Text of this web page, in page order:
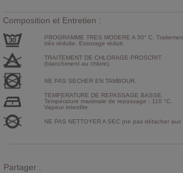
Composition et Entretien :
PROGRAMME TRES MODERE A 30° C.
très réduite. Essorage réduit.
TRAITEMENT DE CHLORAGE PROSCRIT
(blanchiment au chlore).
NE PAS SECHER EN TAMBOUR.
TEMPERATURE DE REPASSAGE BASSE.
Température maximale de repassage : 110 °C.
Vapeur interdite
NE PAS NETTOYER A SEC (ne pas détacher aux
Partager :